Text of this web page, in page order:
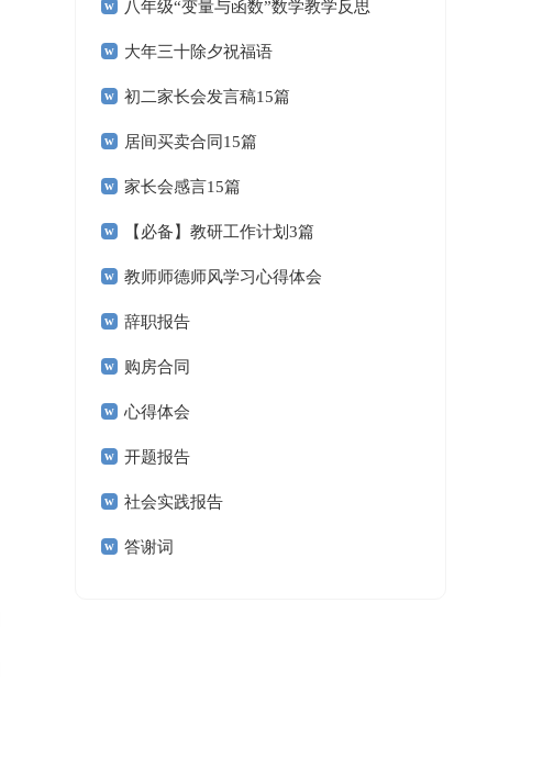
八年级“变量与函数”数学教学反思
大年三十除夕祝福语
初二家长会发言稿15篇
居间买卖合同15篇
家长会感言15篇
【必备】教研工作计划3篇
教师师德师风学习心得体会
辞职报告
购房合同
心得体会
开题报告
社会实践报告
答谢词